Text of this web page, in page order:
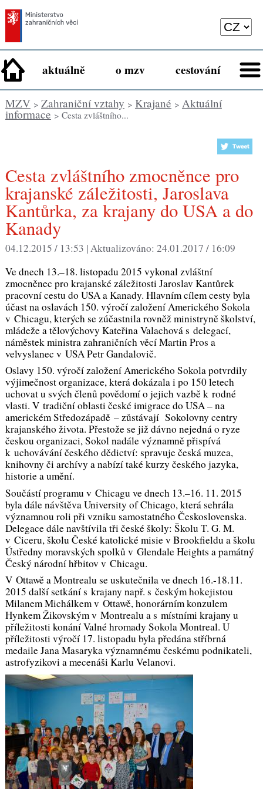
aktuálně o mzv cestování
MZV> Zahraniční vztahy > Krajané > Aktuální
informace > Cesta zvláštního...
Cesta zvláštního zmocněnce pro
krajanské záležitosti, Jaroslava
Kantůrka, za krajany do USA a do
Kanady
04.12.2015 / 13:53 |Aktualizováno: 24.01.2017 / 16:09
Ve dnech 13.–18. listopadu 2015 vykonal zvláštní
zmocněnec pro krajanské záležitosti Jaroslav Kantůrek
pracovní cestu do USA a Kanady. Hlavním cílem cesty byla
účast na oslavách 150. výročí založení Amerického Sokola
v Chicagu, kterých se zúčastnila rovněž ministryně školství,
mládeže a tělovýchovy Kateřina Valachová s delegací,
náměstek ministra zahraničních věcí Martin Pros a
velvyslanec v USA Petr Gandalovič.
Oslavy 150. výročí založení Amerického Sokola potvrdily
výjimečnost organizace, která dokázala i po 150 letech
uchovat u svých členů povědomí o jejich vazbě k rodné
vlasti. V tradiční oblasti české imigrace do USA – na
americkém Středozápadě – zůstávají Sokolovny centry
krajanského života. Přestože se již dávno nejedná o ryze
českou organizaci, Sokol nadále významně přispívá
k uchovávání českého dědictví: spravuje česká muzea,
knihovny či archívy a nabízí také kurzy českého jazyka,
historie a umění.
Součástí programu v Chicagu ve dnech 13.–16. 11. 2015
byla dále návštěva University of Chicago, která sehrála
významnou roli při vzniku samostatného Československa.
Delegace dále navštívila tři české školy: Školu T. G. M.
v Ciceru, školu České katolické misie v Brookfieldu a školu
Ústředny moravských spolků v Glendale Heights a památný
Český národní hřbitov v Chicagu.
V Ottawě a Montrealu se uskutečnila ve dnech 16.-18.11.
2015 další setkání s krajany např. s českým hokejistou
Milanem Michálkem v Ottawě, honorárním konzulem
Hynkem Žikovským v Montrealu a s místními krajany u
příležitosti konání Valné hromady Sokola Montreal. U
příležitosti výročí 17. listopadu byla předána stříbrná
medaile Jana Masaryka významnému českému podnikateli,
astrofyzikovi a mecenáši Karlu Velanovi.